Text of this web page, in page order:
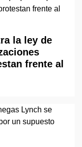
la ley de
frente al